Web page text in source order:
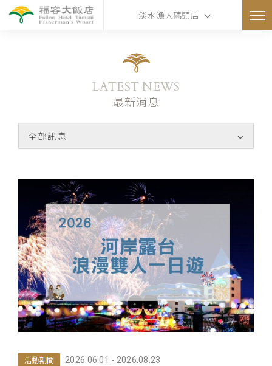
淡水漁人碼頭店
LATEST NEWS
最新消息
全部訊息
活動期間 2026.06.01 - 2026.08.23